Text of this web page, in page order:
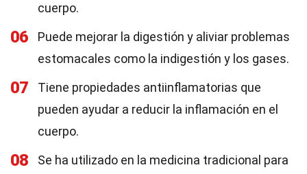
cuerpo.
06
Puede mejorar la digestión y aliviar problemas
estomacales como la indigestión y los gases.
07
Tiene propiedades antiinflamatorias que
pueden ayudar a reducir la inflamación en el
cuerpo.
08
Se ha utilizado en la medicina tradicional para